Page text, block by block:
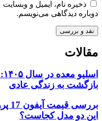
ذخیره نام، ایمیل و
دوباره دیدگاهی می‌نویسم.
مقالات
بازگشت به زندگی عادی
این دو مدل کجاست؟